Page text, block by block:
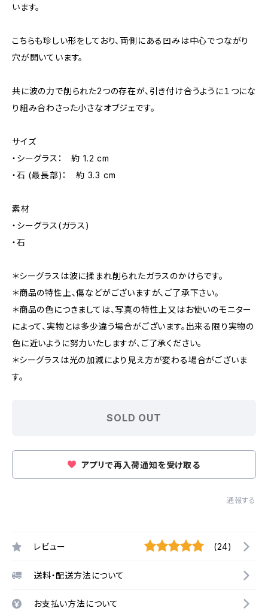
います。
こちらも珍しい形をしており、両側にある凹みは中心でつながり
穴が開いています。
共に波の力で削られた2つの存在が、引き付け合うように１つにな
り組み合わさった小さなオブジェです。
サイズ
・シーグラス： 約 1.2 cm
・石 (最長部)： 約 3.3 cm
素材
・シーグラス(ガラス)
・石
＊シーグラスは波に揉まれ削られたガラスのかけらです。
＊商品の特性上、傷などがございますが、ご了承下さい。
＊商品の色につきましては、写真の特性上又はお使いのモニター
によって、実物とは多少違う場合がございます。出来る限り実物の
色に近いように努力いたしますが、ご了承ください。
＊シーグラスは光の加減により見え方が変わる場合がございま
す。
SOLD OUT
アプリで再入荷通知を受け取る
通報する
レビュー (24)
送料・配送方法について
お支払い方法について